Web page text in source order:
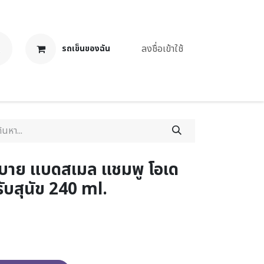
รถเข็นของฉัน ลงชื่อเข้าใช้
ย แบดสเมล แชมพู โอเด
บสุนัข 240 ml.